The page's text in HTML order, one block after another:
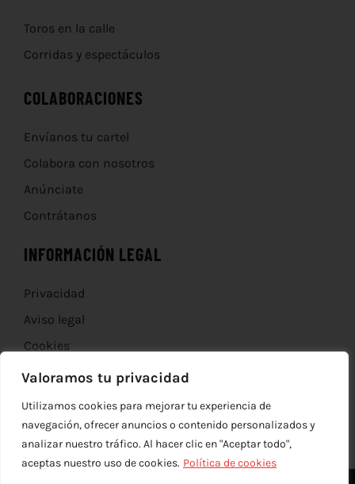
Valoramos tu privacidad
Utilizamos cookies para mejorar tu experiencia de
navegación, ofrecer anuncios o contenido personalizados y
analizar nuestro tráfico. Al hacer clic en "Aceptar todo",
aceptas nuestro uso de cookies. Política de cookies
Toros en la calle
Corridas y espectáculos
COLABORACIONES
Envíanos tu cartel
Colabora con nosotros
Anúnciate
Contrátanos
INFORMACIÓN LEGAL
Privacidad
Aviso legal
Cookies
Devoluciones